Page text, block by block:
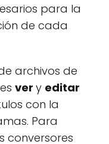
para la
de cada
archivos de
ver y editar
con la
Para
conversores